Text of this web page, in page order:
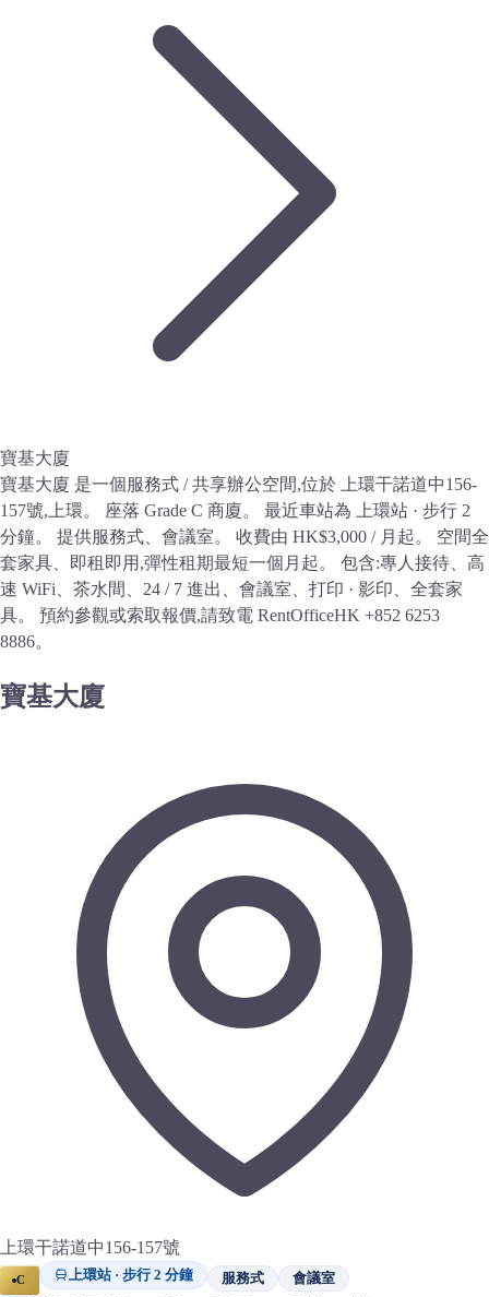
寶基大廈
寶基大廈 是一個服務式 / 共享辦公空間,位於 上環干諾道中156-
157號,上環。 座落 Grade C 商廈。 最近車站為 上環站 · 步行 2
分鐘。 提供服務式、會議室。 收費由 HK$3,000 / 月起。 空間全
套家具、即租即用,彈性租期最短一個月起。 包含:專人接待、高
速 WiFi、茶水間、24 / 7 進出、會議室、打印 · 影印、全套家
具。 預約參觀或索取報價,請致電 RentOfficeHK +852 6253
8886。
寶基大廈
上環干諾道中156-157號
C 上環站 · 步行 2 分鐘 服務式 會議室